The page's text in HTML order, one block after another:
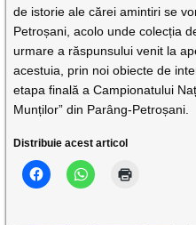
de istorie ale cărei amintiri se
Petroșani, acolo unde colecția
urmare a răspunsului venit la
acestuia, prin noi obiecte de
etapa finală a Campionatului
Munților” din Parâng-Petroșani.
Distribuie acest articol